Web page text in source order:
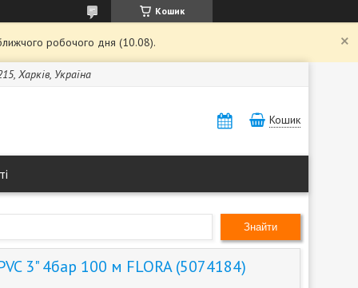
Кошик
робочого дня (10.08).
Харків, Україна
Кошик
Знайти
3" 4бар 100 м FLORA (5074184)